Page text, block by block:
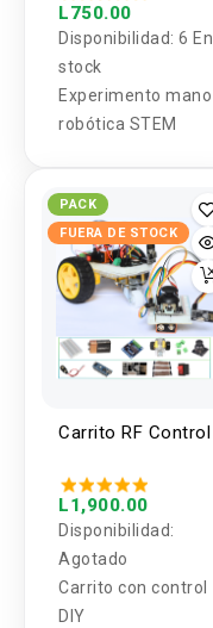
L750.00
Disponibilidad: 6 En
stock
Experimento mano
robótica STEM
PACK
FUERA DE STOCK
Carrito RF Control
L1,900.00
Disponibilidad:
Agotado
Carrito con control
DIY